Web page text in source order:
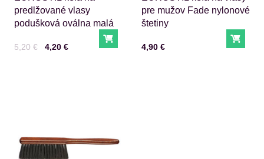
predlžované vlasy
podušková oválna malá
Cena s DPH
4,20 €
Pred zľavou:
5,20 € Do košíka
pre mužov Fade nylonové
štetiny
Cena s DPH
4,90 € Do